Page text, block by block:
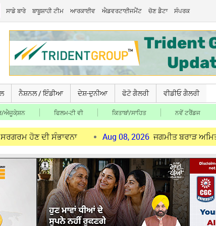
ਸਾਡੇ ਬਾਰੇ ਬਾਬੂਸ਼ਾਹੀ ਟੀਮ ਆਰਕਾਈਵ ਐਡਵਰਟਾਈਜਮੈਂਟ ਚੋਣ ਡੈਟਾ ਸੰਪਰਕ
ਨੈਸ਼ਨਲ / ਇੰਡੀਆ ਦੇਸ਼-ਦੁਨੀਆ ਫੋਟੋ ਗੈਲਰੀ ਵੀਡੀਓ ਗੈਲਰੀ
ਐਜੂਕੇ਼ਸ਼ਨ ਫਿਲਮ-ਟੀ ਵੀ ਕਿਤਾਬਾਂ/ਸਾਹਿਤ ਨਵੇਂ ਟਰੈਂਡਜ
ਸੰਭਾਵਨਾ Aug 08, 2026 ਜਗਮੀਤ ਬਰਾੜ ਅਮਿਤ ਸ਼ਾਹ ਨੂੰ ਮਿਲੇ